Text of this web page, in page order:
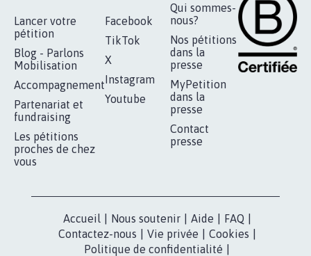
Lancer votre
pétition
Blog - Parlons
Mobilisation
Accompagnement
Partenariat et
fundraising
Les pétitions
proches de chez
vous
Facebook
TikTok
X
Instagram
Youtube
Qui sommes-
nous?
Nos pétitions
dans la
presse
MyPetition
dans la
presse
Contact
presse
Accueil Nous soutenir Aide FAQ
Contactez-nous
Vie privée Cookies
Politique de confidentialité